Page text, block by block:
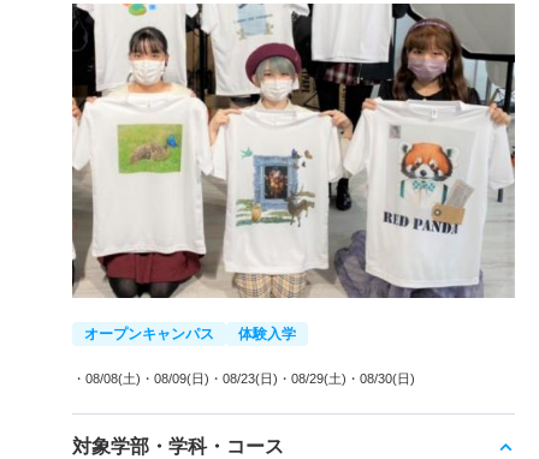
オープンキャンパス 体験入学
・08/08(土) ・08/09(日) ・08/23(日) ・08/29(土) ・08/30(日)
対象学部・学科・コース